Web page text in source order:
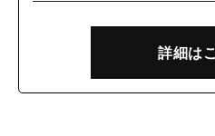
詳細は